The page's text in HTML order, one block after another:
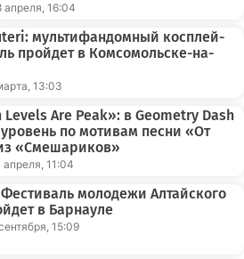
апреля, 16:04
мультифандомный косплей-
пройдет в Комсомольске-на-
13:03
Levels Are Peak»: в Geometry Dash
по мотивам песни «От
«Смешариков»
апреля, 11:04
молодежи Алтайского
в Барнауле
15:09